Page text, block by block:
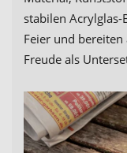
stabilen
Feier und
Freude als